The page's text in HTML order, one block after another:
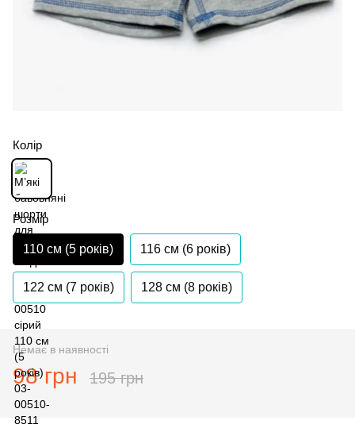
Колір
Розмір
110 см (5 років) 116 см (6 років)
122 см (7 років) 128 см (8 років)
Немає в наявності
98 грн 195 грн